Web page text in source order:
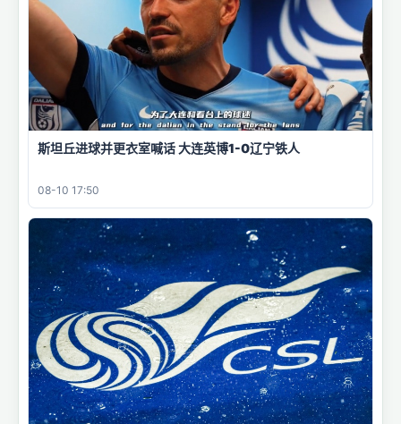
斯坦丘进球并更衣室喊话 大连英博1-0辽宁铁人
08-10 17:50